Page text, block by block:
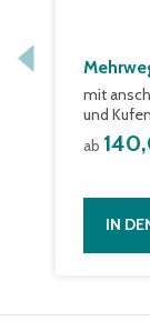
mit
und Kufen
ab
IN